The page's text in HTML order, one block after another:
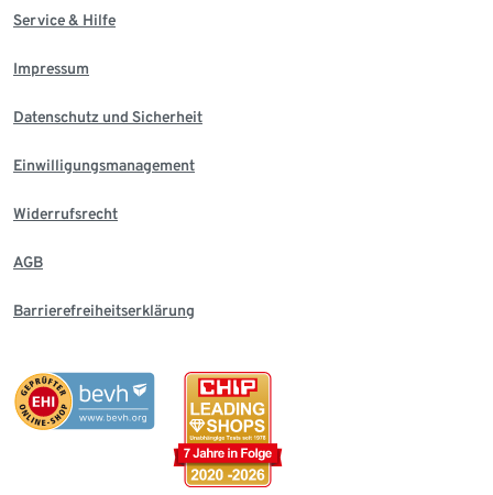
Service & Hilfe
Impressum
Datenschutz und Sicherheit
Einwilligungsmanagement
Widerrufsrecht
AGB
Barrierefreiheitserklärung